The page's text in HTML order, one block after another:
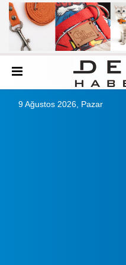
9 Ağustos 2026, Pazar